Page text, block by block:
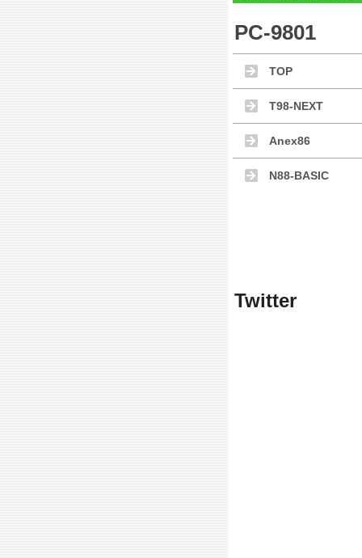
PC-9801
TOP
T98-NEXT
Anex86
N88-BASIC
Twitter